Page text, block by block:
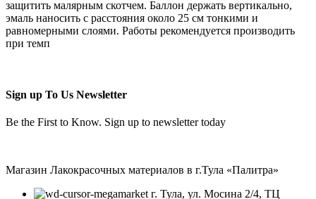
защитить малярным скотчем. Баллон держать вертикально,
эмаль наносить с расстояния около 25 см тонкими и
равномерными слоями. Работы рекомендуется производить
при темп
Sign up To Us Newsletter
Be the First to Know. Sign up to newsletter today
Магазин Лакокрасочных материалов в г.Тула «Палитра»
г. Тула, ул. Мосина 2/4, ТЦ